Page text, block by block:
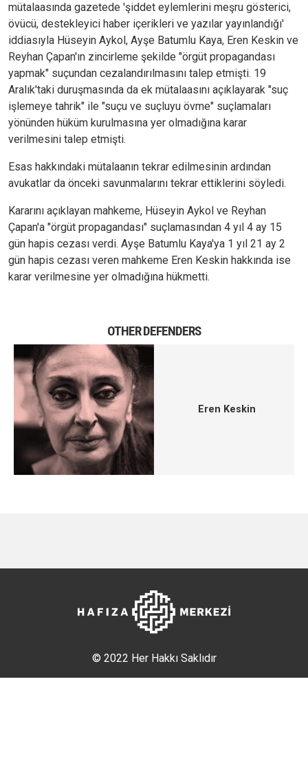
mütalaasında gazetede 'şiddet eylemlerini meşru gösterici,
övücü, destekleyici haber içerikleri ve yazılar yayınlandığı'
iddiasıyla Hüseyin Aykol, Ayşe Batumlu Kaya, Eren Keskin ve
Reyhan Çapan'ın zincirleme şekilde "örgüt propagandası
yapmak" suçundan cezalandırılmasını talep etmişti. 19
Aralık'taki duruşmasında da ek mütalaasını açıklayarak "suç
işlemeye tahrik" ile "suçu ve suçluyu övme" suçlamaları
yönünden hüküm kurulmasına yer olmadığına karar
verilmesini talep etmişti.
Esas hakkındaki mütalaanın tekrar edilmesinin ardından
avukatlar da önceki savunmalarını tekrar ettiklerini söyledi.
Kararını açıklayan mahkeme, Hüseyin Aykol ve Reyhan
Çapan'a "örgüt propagandası" suçlamasından 4 yıl 4 ay 15
gün hapis cezası verdi. Ayşe Batumlu Kaya'ya 1 yıl 21 ay 2
gün hapis cezası veren mahkeme Eren Keskin hakkında ise
karar verilmesine yer olmadığına hükmetti.
OTHER DEFENDERS
Eren Keskin
© 2022 Her Hakkı Saklıdır